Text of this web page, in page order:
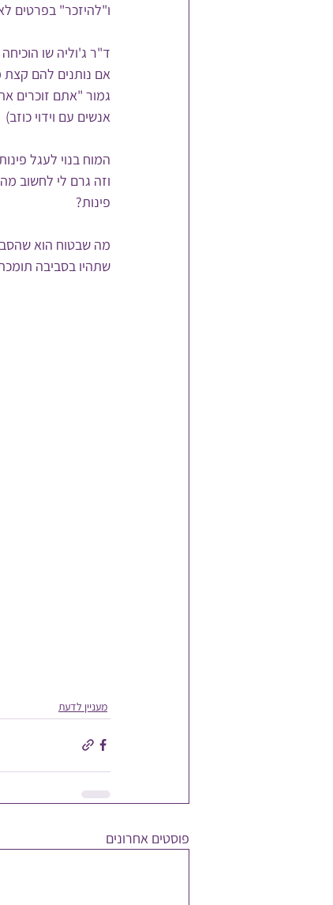
ו"להיזכר" בפרטים
ד"ר ג'וליה שו
אם נותנים להם קצת
גמור "אתם זוכרים
אנשים עם וידוי כוזב)
המוח בנוי לעגל
וזה גרם לי לחשוב
פינות?
מה שבטוח הוא
שתהיו בסביבה
מעניין לדעת
פוסטים אחרונים